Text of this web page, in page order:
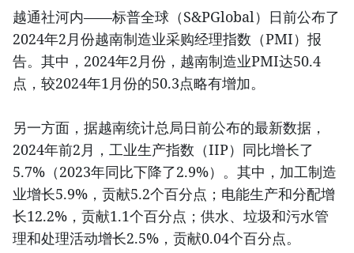
越通社河内——标普全球（S&PGlobal）日前公布了
2024年2月份越南制造业采购经理指数（PMI）报
告。其中，2024年2月份，越南制造业PMI达50.4
点，较2024年1月份的50.3点略有增加。
另一方面，据越南统计总局日前公布的最新数据，
2024年前2月，工业生产指数（IIP）同比增长了
5.7%（2023年同比下降了2.9%）。其中，加工制造
业增长5.9%，贡献5.2个百分点；电能生产和分配增
长12.2%，贡献1.1个百分点；供水、垃圾和污水管
理和处理活动增长2.5%，贡献0.04个百分点。